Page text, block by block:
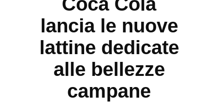
lancia le nuove
lattine dedicate
alle bellezze
campane